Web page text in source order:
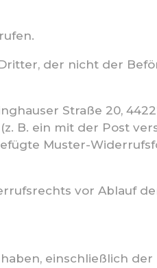
der nicht der
Straße 20,
B. ein mit der Post
Muster-
vor Ablauf
einschließlich